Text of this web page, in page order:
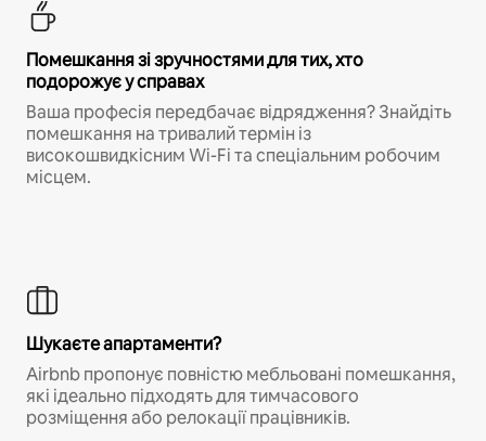
Помешкання зі зручностями для тих, хто
подорожує у справах
Ваша професія передбачає відрядження? Знайдіть
помешкання на тривалий термін із
високошвидкісним Wi-Fi та спеціальним робочим
місцем.
Шукаєте апартаменти?
Airbnb пропонує повністю мебльовані помешкання,
які ідеально підходять для тимчасового
розміщення або релокації працівників.